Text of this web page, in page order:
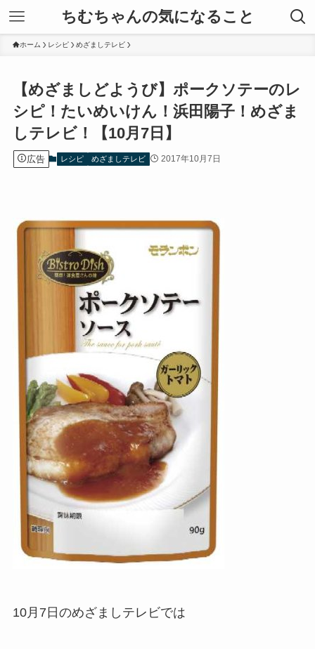
ちむちゃんの気になること
ホーム レシピ めざましテレビ
【めざましどようび】ポークソテーのレ
シピ！たいめいけん！浜田陽子！めざま
しテレビ！【10月7日】
広告 レシピ めざましテレビ 2017年10月7日
10月7日のめざましテレビでは